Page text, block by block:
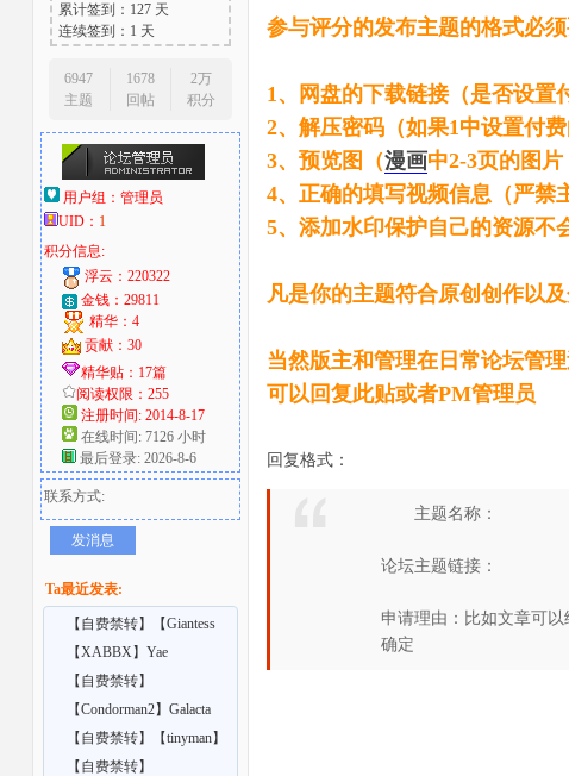
爱
好
累计签到：127 天
连续签到：1 天
6947
主题
1678
回帖
2万
积分
用户组： 管理员
UID： 1
积分信息:
浮云：220322
金钱：29811
精华：4
贡献：30
精华贴：17篇
阅读权限：255
注册时间: 2014-8-17
在线时间: 7126 小时
最后登录: 2026-8-6
联系方式:
发消息
Ta最近发表:
【自费禁转】【Giantess
Shrinking Feet】A
【XABBX】Yae
Confidential training
【自费禁转】
【Vrgiantess】Your school
【Condorman2】Galacta
【自费禁转】【tinyman】
Ep9 extra – Lurk
【自费禁转】
参与评分的发布主题的格式必
1、网盘的下载链接（是否设置
2、解压密码（如果1中设置付
3、预览图（漫画中2-3页的图片
4、正确的填写视频信息（严禁
5、添加水印保护自己的资源不
凡是你的主题符合原创创作以
当然版主和管理在日常论坛管
可以回复此贴或者PM管理员
回复格式：
主题名称：
论坛主题链接：
申请理由：比如文章可
确定